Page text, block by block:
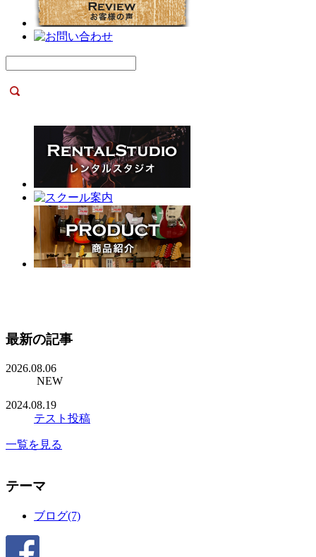
最新の記事
2026.08.06
NEW
2024.08.19
テスト投稿
一覧を見る
テーマ
ブログ(7)